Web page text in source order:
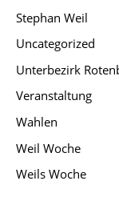
Stephan Weil
Uncategorized
Unterbezirk
Veranstaltung
Wahlen
Weil Woche
Weils Woche